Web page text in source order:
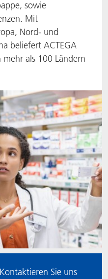
sowie
Mit
Nord- und
beliefert ACTEGA
als 100 Ländern
Sie uns